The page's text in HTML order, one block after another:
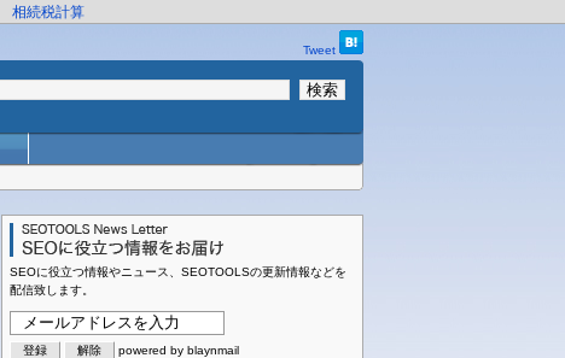
相続税計算
Tweet
SEOに役立つ情報やニュース、SEOTOOLSの更新情報などを
配信致します。
powered by blaynmail